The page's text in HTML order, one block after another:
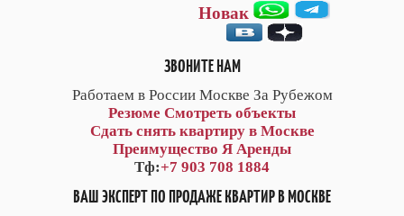
Новак
ЗВОНИТЕ НАМ
Работаем в России Москве За Рубежом
Резюме Смотреть объекты
Сдать снять квартиру в Москве
Преимущество Я Аренды
Тф:+7 903 708 1884
ВАШ ЭКСПЕРТ ПО ПРОДАЖЕ КВАРТИР В МОСКВЕ